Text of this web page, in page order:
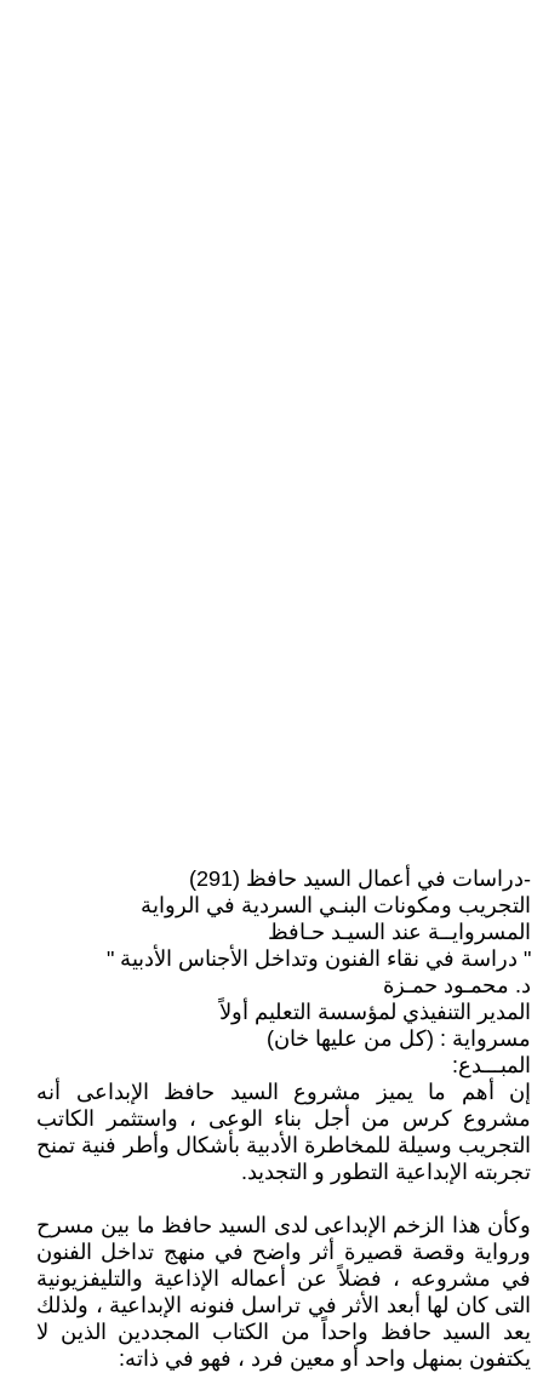
-دراسات في أعمال السيد حافظ (291)
التجريب ومكونات البنـي السردية في الرواية
المسروايــة عند السيـد حـافظ
" دراسة في نقاء الفنون وتداخل الأجناس الأدبية "
د. محمـود حمـزة
المدير التنفيذي لمؤسسة التعليم أولاً
مسرواية : (كل من عليها خان)
المبـــدع:
إن أهم ما يميز مشروع السيد حافظ الإبداعى أنه
مشروع كرس من أجل بناء الوعى ، واستثمر الكاتب
التجريب وسيلة للمخاطرة الأدبية بأشكال وأطر فنية تمنح
تجربته الإبداعية التطور و التجديد.
وكأن هذا الزخم الإبداعى لدى السيد حافظ ما بين مسرح
ورواية وقصة قصيرة أثر واضح في منهج تداخل الفنون
في مشروعه ، فضلاً عن أعماله الإذاعية والتليفزيونية
التى كان لها أبعد الأثر في تراسل فنونه الإبداعية ، ولذلك
يعد السيد حافظ واحداً من الكتاب المجددين الذين لا
يكتفون بمنهل واحد أو معين فرد ، فهو في ذاته: